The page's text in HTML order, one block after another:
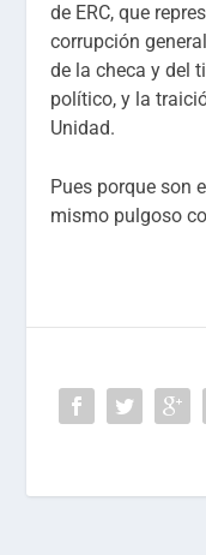
de ERC, que
corrupción
de la checa y del
político, y la
Unidad.
Pues porque son
mismo pulgoso